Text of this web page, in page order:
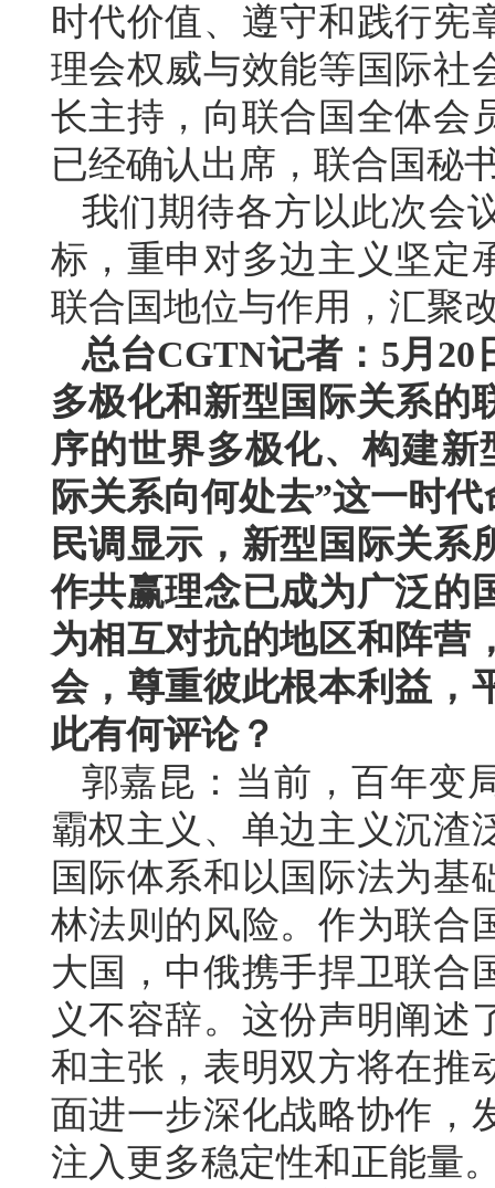
时代价值、遵守和践行宪
理会权威与效能等国际社
长主持，向联合国全体会
已经确认出席，联合国秘
我们期待各方以此次会
标，重申对多边主义坚定
联合国地位与作用，汇聚
总台CGTN记者：5月
多极化和新型国际关系的
序的世界多极化、构建
际关系向何处去”这一时
民调显示，新型国际关系
作共赢理念已成为广泛的
为相互对抗的地区和阵营
会，尊重彼此根本利益，
此有何评论？
郭嘉昆：当前，百年变
霸权主义、单边主义沉渣
国际体系和以国际法为基
林法则的风险。作为联合
大国，中俄携手捍卫联合
义不容辞。这份声明阐述
和主张，表明双方将在推
面进一步深化战略协作，
注入更多稳定性和正能量